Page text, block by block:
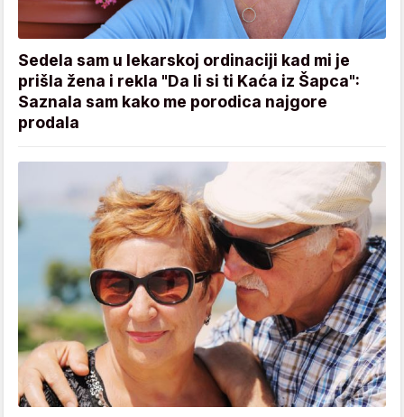
Sedela sam u lekarskoj ordinaciji kad mi je
prišla žena i rekla "Da li si ti Kaća iz Šapca":
Saznala sam kako me porodica najgore
prodala